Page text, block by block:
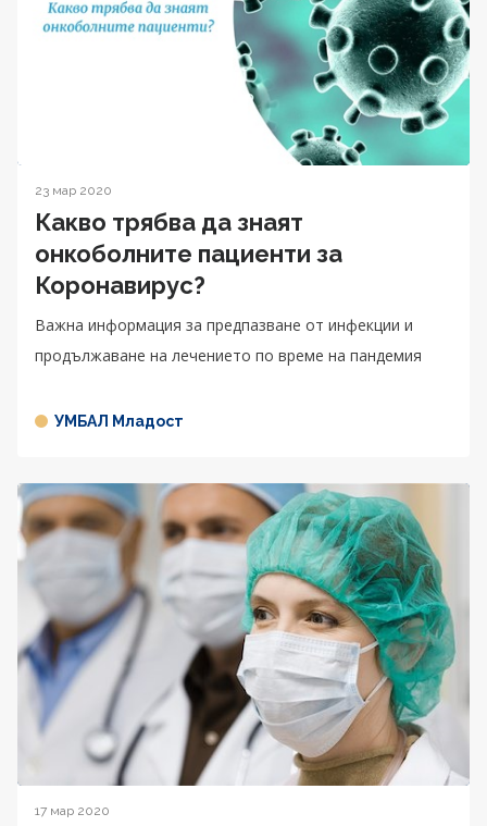
23 мар 2020
Какво трябва да знаят
онкоболните пациенти за
Коронавирус?
Важна информация за предпазване от инфекции и
продължаване на лечението по време на пандемия
УМБАЛ Младост
17 мар 2020